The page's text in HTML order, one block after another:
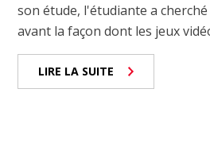
son étude, l'étudiante a
avant la façon dont les jeux
LIRE LA SUITE